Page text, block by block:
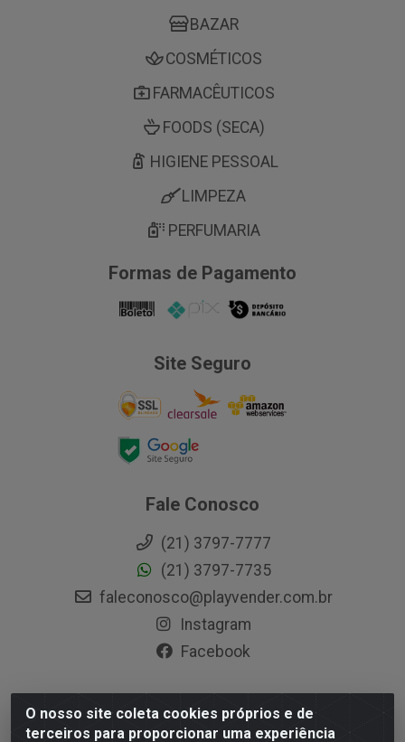
O nosso site coleta cookies próprios e de
terceiros para proporcionar uma experiência
BAZAR
COSMÉTICOS
FARMACÊUTICOS
FOODS (SECA)
HIGIENE PESSOAL
LIMPEZA
PERFUMARIA
Formas de Pagamento
Site Seguro
Fale Conosco
(21) 3797-7777
(21) 3797-7735
faleconosco@playvender.com.br
Instagram
Facebook
Playvender Distribuidora - Avenida Ana Dantas, 183-